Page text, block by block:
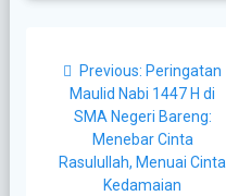
navigation
Previous: Previous
post:
Peringatan
Maulid Nabi 1447 H di
SMA Negeri Bareng:
Menebar Cinta
Rasulullah, Menuai Cinta
Kedamaian